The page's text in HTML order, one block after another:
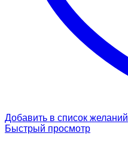
Добавить в список желаний
Быстрый просмотр